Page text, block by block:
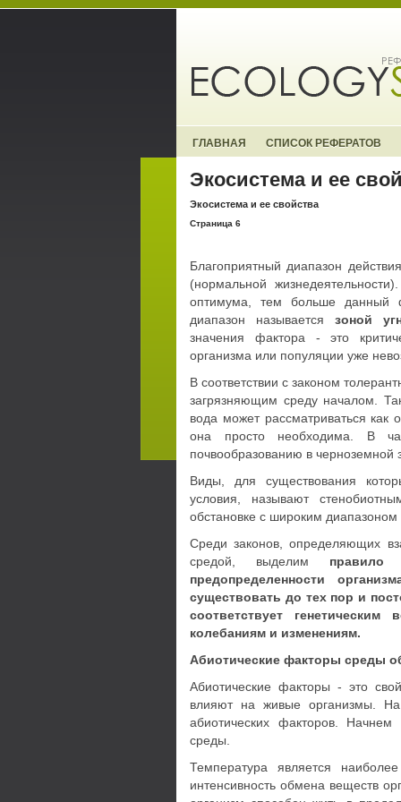
ГЛАВНАЯ СПИСОК РЕФЕРАТОВ
Экосистема и ее
Экосистема и ее свойства
Страница 6
Благоприятный диапазон
(нормальной
оптимума, тем больше данный
диапазон называется зоной
значения фактора - это
организма или популяции уже
В соответствии с законом
загрязняющим среду началом.
вода может рассматриваться как
она просто необходима. В
почвообразованию в черноземной
Виды, для существования
условия, называют
обстановке с широким
Среди законов, определяющих
средой, выделим правило
предопределенности
существовать до тех пор и
соответствует
колебаниям и изменениям.
Абиотические факторы среды
Абиотические факторы - это
влияют на живые организмы.
абиотических факторов.
среды.
Температура является
интенсивность обмена веществ